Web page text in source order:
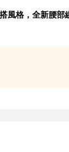
風格，全新腰